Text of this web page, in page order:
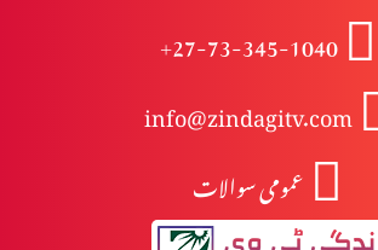
کی خدمت
کا شاہی دورہ
+27-73-345-1040
info@zindagitv.com
عمومی سوالات